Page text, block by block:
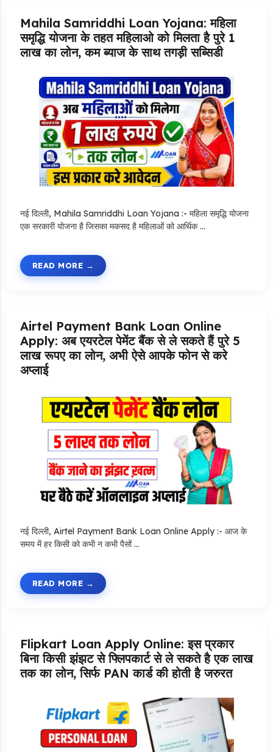
Mahila Samriddhi Loan Yojana: महिला
समृद्धि योजना के तहत महिलाओ को मिलता है पुरे 1
लाख का लोन, कम ब्याज के साथ तगड़ी सब्सिडी
नई दिल्ली, Mahila Samriddhi Loan Yojana :- महिला समृद्धि योजना
एक सरकारी योजना है जिसका मकसद है महिलाओं को आर्थिक …
READ MORE
Airtel Payment Bank Loan Online
Apply: अब एयरटेल पेमेंट बैंक से ले सकते हैं पुरे 5
लाख रूपए का लोन, अभी ऐसे आपके फोन से करे
अप्लाई
नई दिल्ली, Airtel Payment Bank Loan Online Apply :- आज के
समय में हर किसी को कभी न कभी पैसों …
READ MORE
Flipkart Loan Apply Online: इस प्रकार
बिना किसी झंझट से फ्लिपकार्ट से ले सकते है एक लाख
तक का लोन, सिर्फ PAN कार्ड की होती है जरुरत